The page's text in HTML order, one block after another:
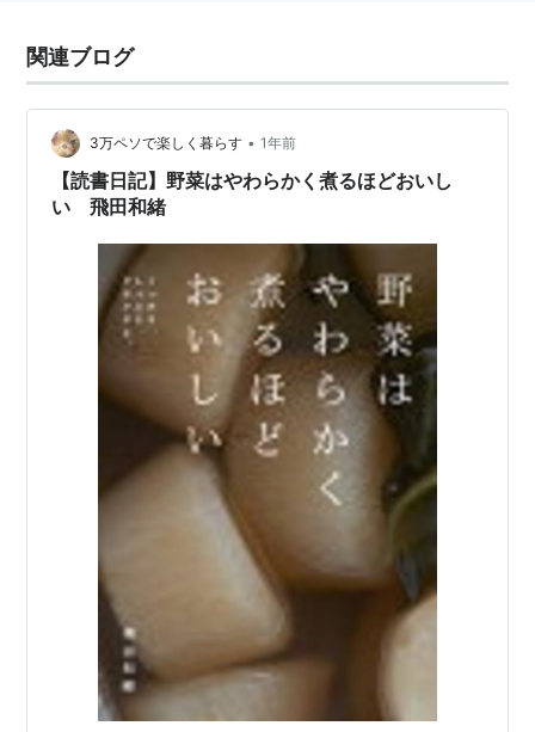
関連ブログ
3万ペソで楽しく暮らす • 1年前
【読書日記】野菜はやわらかく煮るほどおいし
い 飛田和緒